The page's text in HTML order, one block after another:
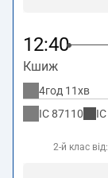
12:40
Кшиж
4год 11хв
IC87110 IC
2-й клас від: